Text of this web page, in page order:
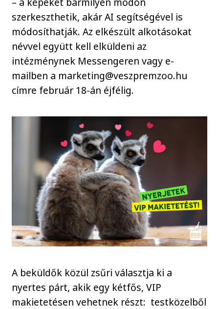
szerkeszthetik, akár AI segítségével is
módosíthatják. Az elkészült alkotásokat
névvel együtt kell elküldeni az
intézménynek Messengeren vagy e-
mailben a marketing@veszpremzoo.hu
címre február 18-án éjfélig.
A beküldők közül zsűri választja ki a
nyertes párt, akik egy kétfős, VIP
makietetésen vehetnek részt: testközelből